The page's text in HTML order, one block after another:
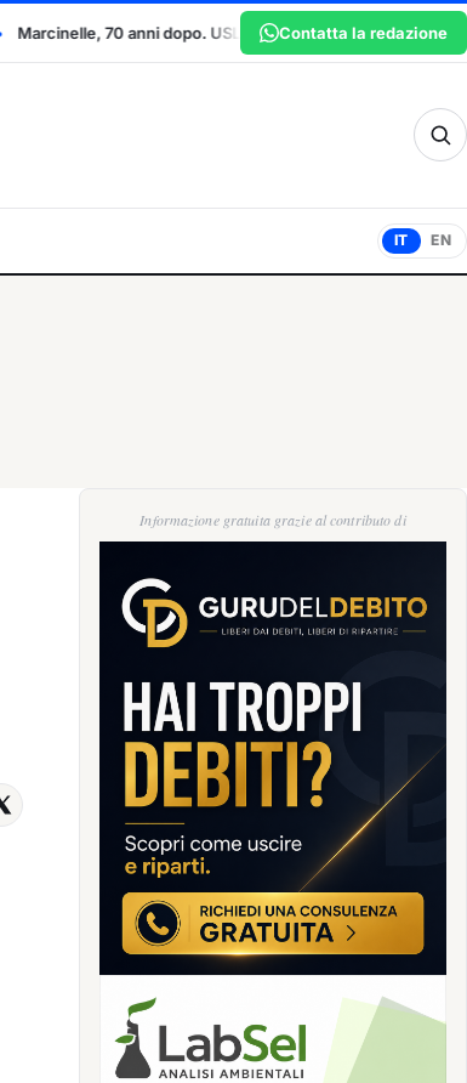
“Quella tragedia sia un monito per la sicurezza sul lavoro”
Contatta la redazione
IT EN
Informazione gratuita grazie al contributo di